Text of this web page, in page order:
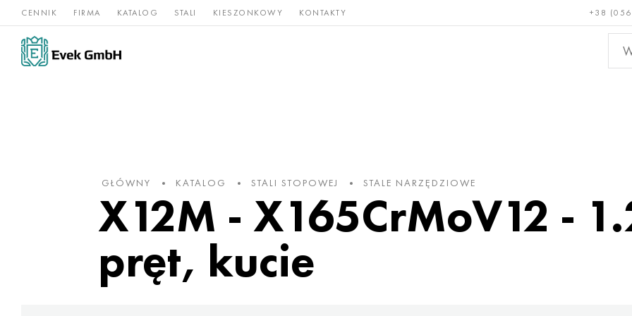
CENNIK FIRMA KATALOG STALI KIESZONKOWY KONTAKTY +38
Stopy
niklu
Stal Rzadkie i Brąz, miedź,
GŁÓWNY KATALOG STALI STOPOWEJ STALE NARZĘDZIOWE
X12M - X165CrMoV12 -
pręt, kucie